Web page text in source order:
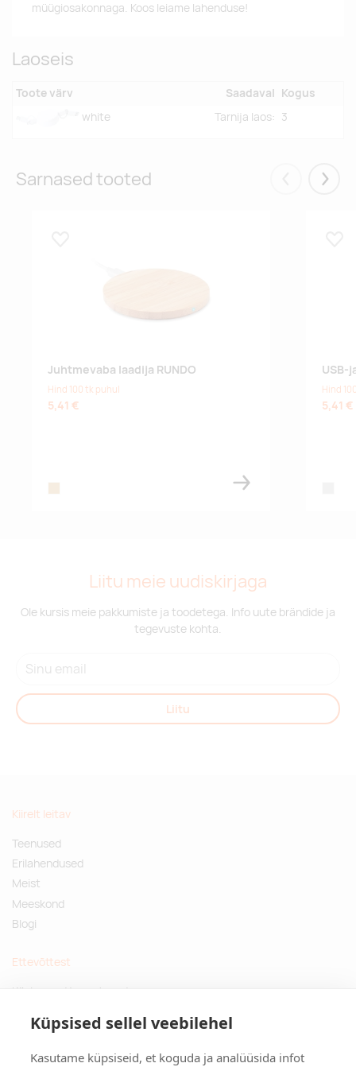
Küpsised sellel veebilehel
Kasutame küpsiseid, et koguda ja analüüsida infot
müügiosakonnaga. Koos leiame lahenduse!
Laoseis
Toote värv Saadaval Kogus
white
Tarnija laos: 3
Sarnased tooted Eelmised
Juhtmevaba laadija RUNDO
Hind 100 tk puhul
5,41 €
USB-
Hind
5,41 €
Liitu meie uudiskirjaga
Ole kursis meie pakkumiste ja toodetega. Info uute brändide ja
tegevuste kohta.
Liitu
Kiirelt leitav
Teenused
Erilahendused
Meist
Meeskond
Blogi
Ettevõttest
Küsimused ja vastused
Privaatsuspoliitika